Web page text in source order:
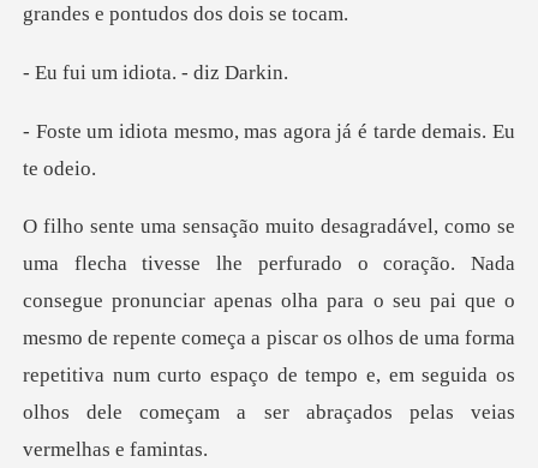
grand
idiota. -
o, mas agora já é tard
e pronunciar apenas olha para o seu pai que o
mesmo de repente começa a piscar os olhos de uma forma
repetitiva